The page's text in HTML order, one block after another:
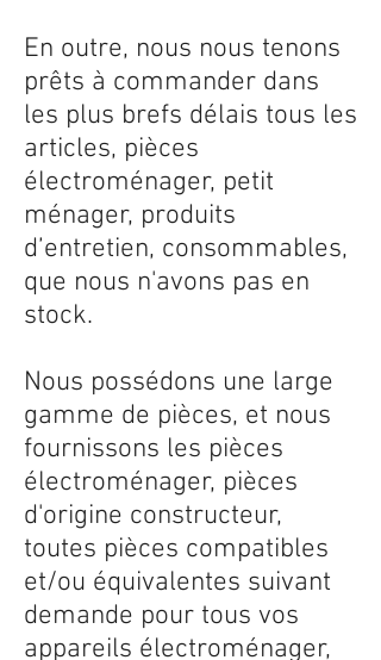
En outre, nous nous tenons
prêts à commander dans
les plus brefs délais tous les
articles, pièces
électroménager, petit
ménager, produits
d’entretien, consommables,
que nous n'avons pas en
stock.
Nous possédons une large
gamme de pièces, et nous
fournissons les pièces
électroménager, pièces
d'origine constructeur,
toutes pièces compatibles
et/ou équivalentes suivant
demande pour tous vos
appareils électroménager,